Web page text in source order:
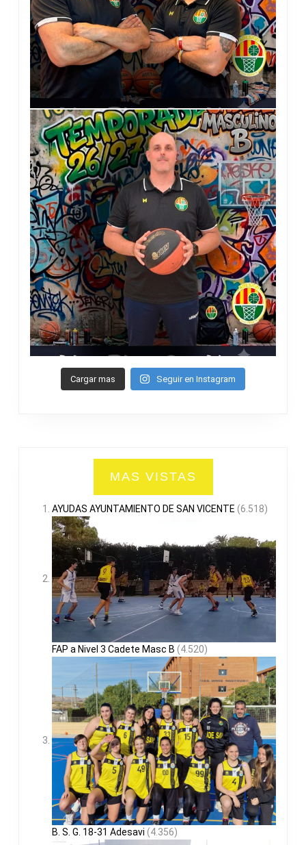
Cargar mas Seguir en Instagram
MAS VISTAS
AYUDAS AYUNTAMIENTO DE SAN VICENTE (6.518)
FAP a Nivel 3 Cadete Masc B (4.520)
B. S. G. 18-31 Adesavi (4.356)